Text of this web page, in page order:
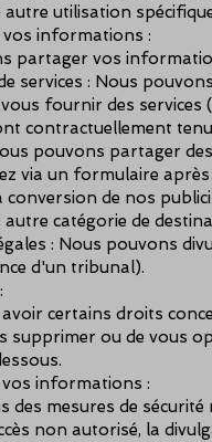
autre utilisation
vos informations :
partager vos
services : Nous
fournir des
contractuellement
pouvons partager
via un formulaire
conversion de nos
catégorie de
: Nous pouvons
d'un tribunal).
certains droits
supprimer ou de vous
vos informations :
des mesures de
non autorisé, la